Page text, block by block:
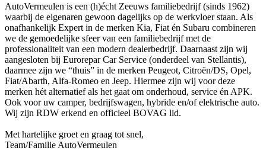
AutoVermeulen is een (h)écht Zeeuws familiebedrijf (sinds 1962)
waarbij de eigenaren gewoon dagelijks op de werkvloer staan. Als
onafhankelijk Expert in de merken Kia, Fiat én Subaru combineren
we de gemoedelijke sfeer van een familiebedrijf met de
professionaliteit van een modern dealerbedrijf. Daarnaast zijn wij
aangesloten bij Eurorepar Car Service (onderdeel van Stellantis),
daarmee zijn we “thuis” in de merken Peugeot, Citroën/DS, Opel,
Fiat/Abarth, Alfa-Romeo en Jeep. Hiermee zijn wij voor deze
merken hét alternatief als het gaat om onderhoud, service én APK.
Ook voor uw camper, bedrijfswagen, hybride en/of elektrische auto.
Wij zijn RDW erkend en officieel BOVAG lid.
Met hartelijke groet en graag tot snel,
Team/Familie AutoVermeulen